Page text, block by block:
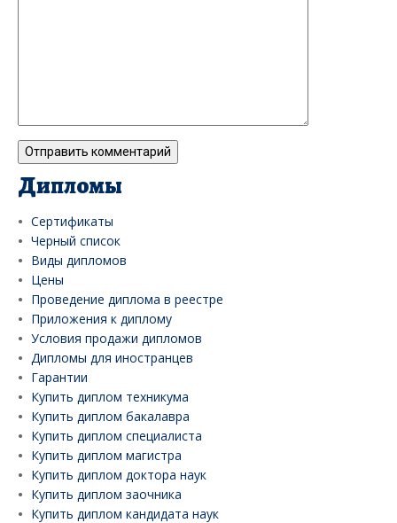
Дипломы
Сертификаты
Черный список
Виды дипломов
Цены
Проведение диплома в реестре
Приложения к диплому
Условия продажи дипломов
Дипломы для иностранцев
Гарантии
Купить диплом техникума
Купить диплом бакалавра
Купить диплом специалиста
Купить диплом магистра
Купить диплом доктора наук
Купить диплом заочника
Купить диплом кандидата наук